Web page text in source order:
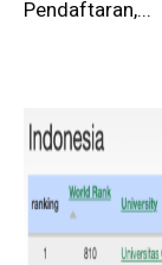
Pendaftaran,...